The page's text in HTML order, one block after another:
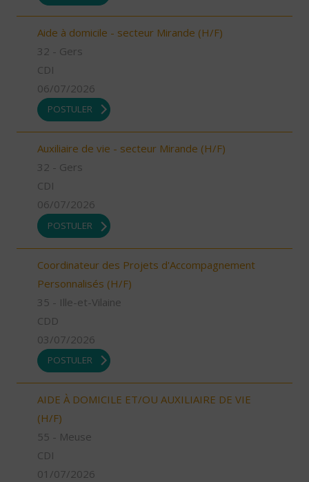
Aide à domicile - secteur Mirande (H/F)
32 - Gers
CDI
06/07/2026
POSTULER
Auxiliaire de vie - secteur Mirande (H/F)
32 - Gers
CDI
06/07/2026
POSTULER
Coordinateur des Projets d'Accompagnement
Personnalisés (H/F)
35 - Ille-et-Vilaine
CDD
03/07/2026
POSTULER
AIDE À DOMICILE ET/OU AUXILIAIRE DE VIE
(H/F)
55 - Meuse
CDI
01/07/2026